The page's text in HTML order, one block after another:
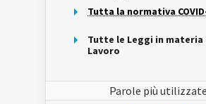
Tutta la normativa
Tutte le Leggi in materia
Lavoro
Parole più utilizzate